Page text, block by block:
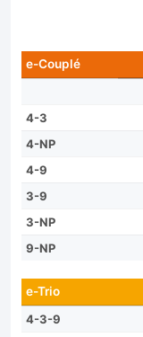
e-Couplé
4-3
4-NP
4-9
3-9
3-NP
9-NP
e-Trio
4-3-9